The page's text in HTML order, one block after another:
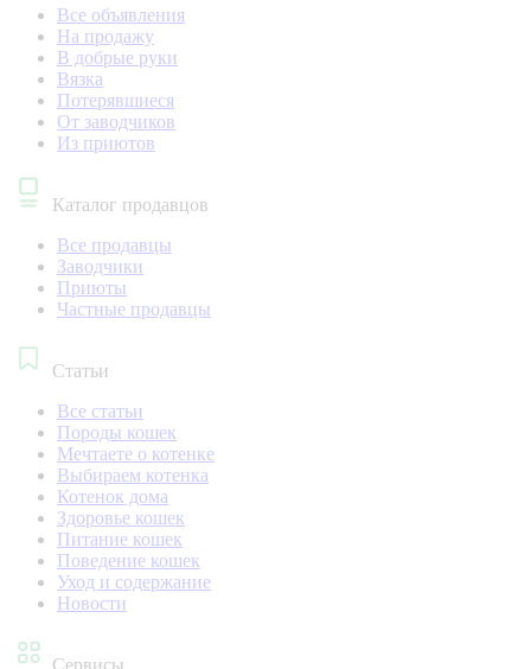
Все объявления
На продажу
В добрые руки
Вязка
Потерявшиеся
От заводчиков
Из приютов
Каталог продавцов
Все продавцы
Заводчики
Приюты
Частные продавцы
Статьи
Все статьи
Породы кошек
Мечтаете о котенке
Выбираем котенка
Котенок дома
Здоровье кошек
Питание кошек
Поведение кошек
Уход и содержание
Новости
Сервисы